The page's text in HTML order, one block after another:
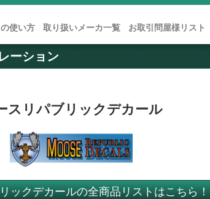
ーション
使い方 取り扱いメーカ一覧 お取引問屋様リスト
スリパブリックデカール
ックデカールの全商品リストはこちら！